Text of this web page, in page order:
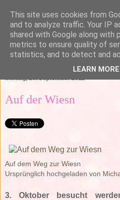
Montag, 26. September 2011
Auf der Wiesn
Auf dem Weg zur Wiesn
Ursprünglich hochgeladen von
3. Oktober besucht
This site uses cookies from
and to analyze traffic. Your IP
shared with Google along with
metrics to ensure quality of
statistics, and to detect and
LEARN MORE